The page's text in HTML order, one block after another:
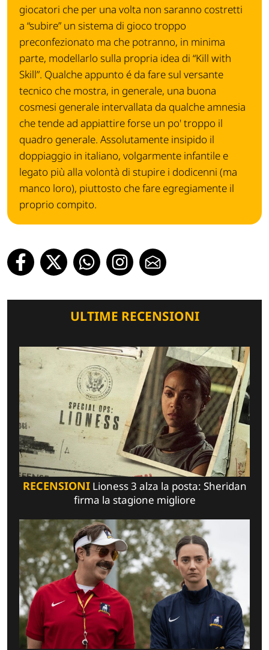
giocatori che per una volta non saranno costretti
a “subire” un sistema di gioco troppo
preconfezionato ma che potranno, in minima
parte, modellarlo sulla propria idea di “Kill with
Skill”. Qualche appunto é da fare sul versante
tecnico che mostra, in generale, una buona
cosmesi generale intervallata da qualche amnesia
che tende ad appiattire forse un po' troppo il
quadro generale. Assolutamente insipido il
doppiaggio in italiano, volgarmente infantile e
legato più alla volontà di stupire i dodicenni (ma
manco loro), piuttosto che fare egregiamente il
proprio compito.
ULTIME RECENSIONI
RECENSIONILioness 3 alza la posta: Sheridan
firma la stagione migliore